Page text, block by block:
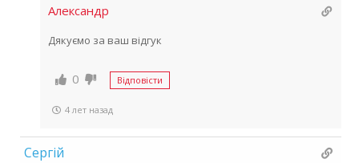
Александр
Дякуємо за ваш відгук
0 Відповісти
4 лет назад
Сергій